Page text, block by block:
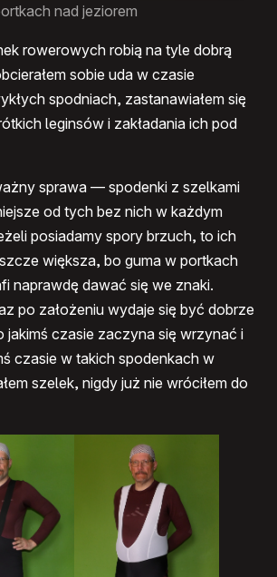
nad jeziorem
rowerowych robią na tyle dobrą
sobie uda w czasie
spodniach, zastanawiałem się
leginsów i zakładania ich pod
sprawa — spodenki z szelkami
od tych bez nich w każdym
posiadamy spory brzuch, to ich
większa, bo guma w portkach
naprawdę dawać się we znaki.
po założeniu wydaje się być dobrze
jakimś czasie zaczyna się wrzynać i
czasie w takich spodenkach w
szelek, nigdy już nie wróciłem do